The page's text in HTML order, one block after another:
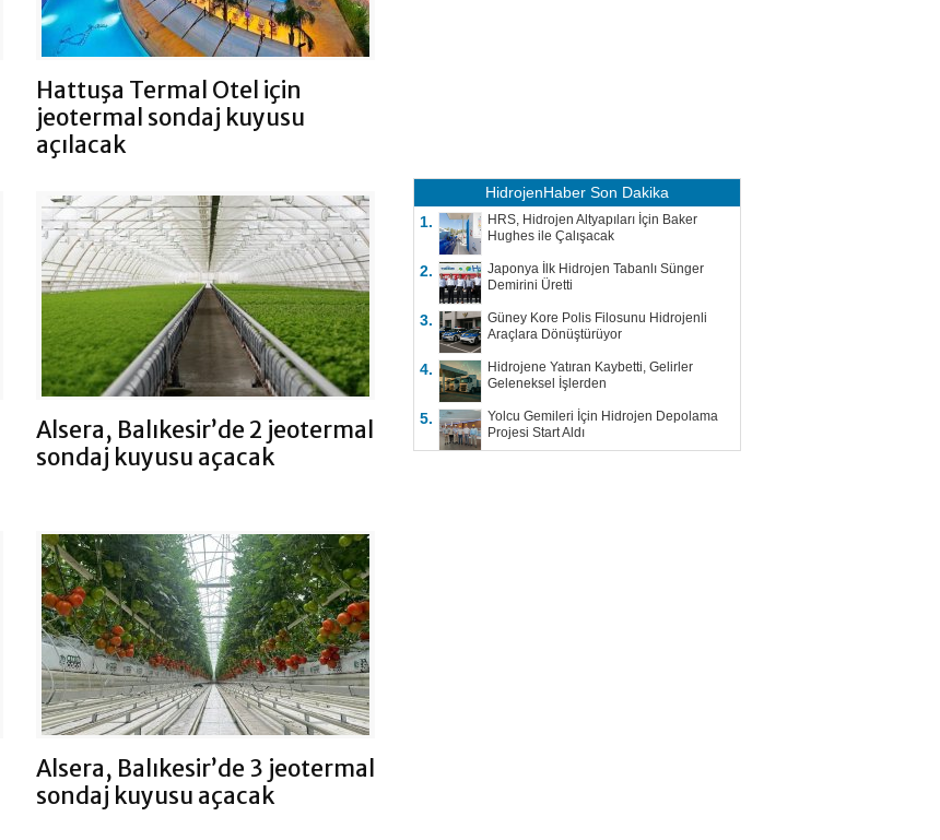
Hattuşa Termal Otel için
jeotermal sondaj kuyusu
açılacak
Alsera, Balıkesir’de 2 jeotermal
sondaj kuyusu açacak
Alsera, Balıkesir’de 3 jeotermal
sondaj kuyusu açacak
HidrojenHaber Son Dakika
1.
HRS, Hidrojen Altyapıları İçin Baker
Hughes ile Çalışacak
2.
Japonya İlk Hidrojen Tabanlı Sünger
Demirini Üretti
3.
Güney Kore Polis Filosunu Hidrojenli
Araçlara Dönüştürüyor
4.
Hidrojene Yatıran Kaybetti, Gelirler
Geleneksel İşlerden
5.
Yolcu Gemileri İçin Hidrojen Depolama
Projesi Start Aldı